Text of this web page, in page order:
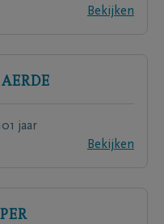
Bekijken
jaar
Bekijken